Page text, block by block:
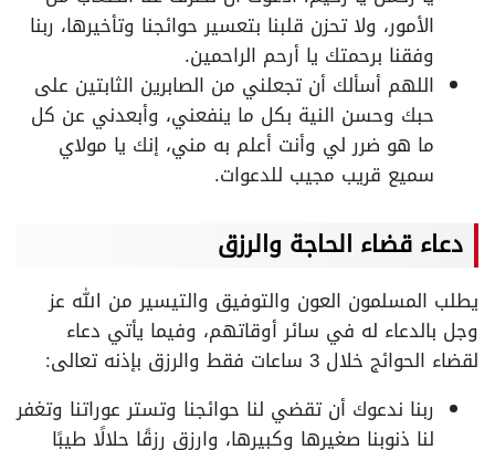
الأمور، ولا تحزن قلبنا بتعسير حوائجنا وتأخيرها، ربنا
وفقنا برحمتك يا أرحم الراحمين.
اللهم أسألك أن تجعلني من الصابرين الثابتين على
حبك وحسن النية بكل ما ينفعني، وأبعدني عن كل
ما هو ضرر لي وأنت أعلم به مني، إنك يا مولاي
سميع قريب مجيب للدعوات.
دعاء قضاء الحاجة والرزق
يطلب المسلمون العون والتوفيق والتيسير من الله عز
وجل بالدعاء له في سائر أوقاتهم، وفيما يأتي دعاء
لقضاء الحوائج خلال 3 ساعات فقط
والرزق بإذنه تعالى:
ربنا ندعوك أن تقضي لنا حوائجنا وتستر عوراتنا وتغفر
لنا ذنوبنا صغيرها وكبيرها، وارزق رزقًا حلالًا طيبًا